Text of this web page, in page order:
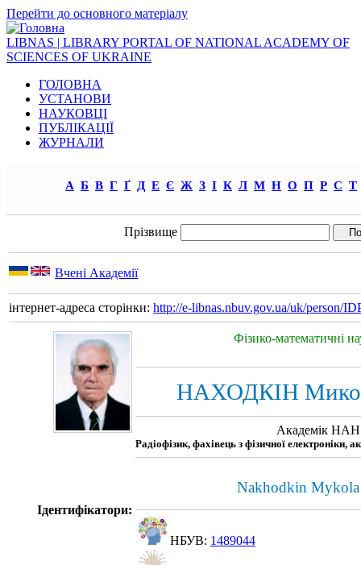
Перейти до основного матеріалу
LIBNAS | LIBRARY PORTAL OF NATIONAL ACADEMY OF
SCIENCES OF UKRAINE
ГОЛОВНА
УСТАНОВИ
НАУКОВЦІ
ПУБЛІКАЦІЇ
ЖУРНАЛИ
А Б В Г Ґ Д Е Є Ж З І К Л М Н О П Р С Т
Прізвище
Вчені Академії
інтернет-адреса сторінки: http://e-libnas.nbuv.gov.ua/uk/person/
Фізико-математичні
НАХОДКІН
Академік НАН
Радіофізик, фахівець з фізичної електроніки,
Nakhodkin
Ідентифікатори:
НБУВ: 1489044